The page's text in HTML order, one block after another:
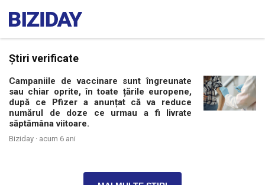
Știri verificate
Campaniile de vaccinare sunt îngreunate
sau chiar oprite, în toate țările europene,
după ce Pfizer a anunțat că va reduce
numărul de doze ce urmau a fi livrate
săptămâna viitoare.
Biziday · acum 6 ani